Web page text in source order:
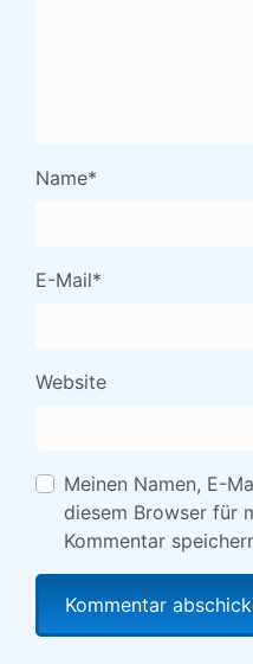
Name*
E-Mail*
Website
Meinen Namen, E-
diesem Browser für
Kommentar